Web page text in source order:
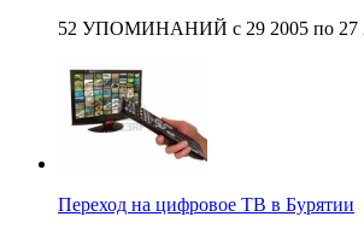
52 УПОМИНАНИЙ с 29 2005 по 27
Переход на цифровое ТВ в Бурятии